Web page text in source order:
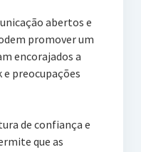
abertos e
promover um
encorajados a
preocupações
de confiança e
que as